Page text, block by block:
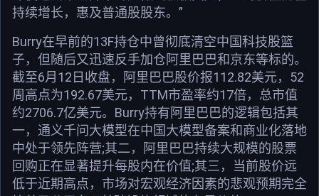
持续增长，惠及普通股股东。”
Burry在早前的13F持仓中曾彻底清空中国科技股篮
子，但随后又迅速反手加仓阿里巴巴和京东等标的。
截至6月12日收盘，阿里巴巴股价报112.82美元，52
周高点为192.67美元，TTM市盈率约17倍，总市值
约2706.7亿美元。Burry持有阿里巴巴的逻辑包括其
一，通义千问大模型在中国大模型备案和商业化落地
中处于领先阵营;其二，阿里巴巴持续大规模的股票
回购正在显著提升每股内在价值;其三，当前股价远
低于近期高点，市场对宏观经济因素的悲观预期完全